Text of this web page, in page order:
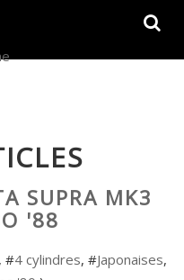
SUPRA MK3
'88
, #4 cylindres, #Japonaises,